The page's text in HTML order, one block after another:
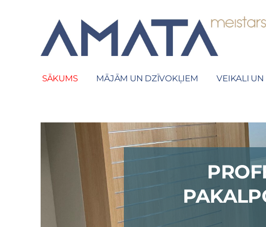
SĀKUMS MĀJĀM UN DZĪVOKĻIEM VEIKALI UN